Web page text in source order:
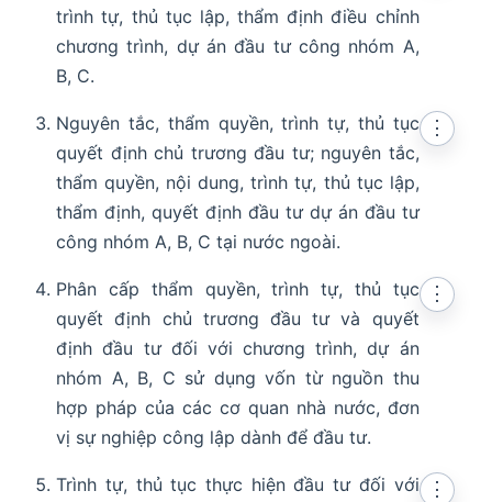
trình tự, thủ tục lập, thẩm định điều chỉnh
chương trình, dự án đầu tư công nhóm A,
B, C.
Nguyên tắc, thẩm quyền, trình tự, thủ tục
quyết định chủ trương đầu tư; nguyên tắc,
thẩm quyền, nội dung, trình tự, thủ tục lập,
thẩm định, quyết định đầu tư dự án đầu tư
công nhóm A, B, C tại nước ngoài.
⋮
Phân cấp thẩm quyền, trình tự, thủ tục
quyết định chủ trương đầu tư và quyết
định đầu tư đối với chương trình, dự án
nhóm A, B, C sử dụng vốn từ nguồn thu
hợp pháp của các cơ quan nhà nước, đơn
vị sự nghiệp công lập dành để đầu tư.
⋮
Trình tự, thủ tục thực hiện đầu tư đối với
⋮